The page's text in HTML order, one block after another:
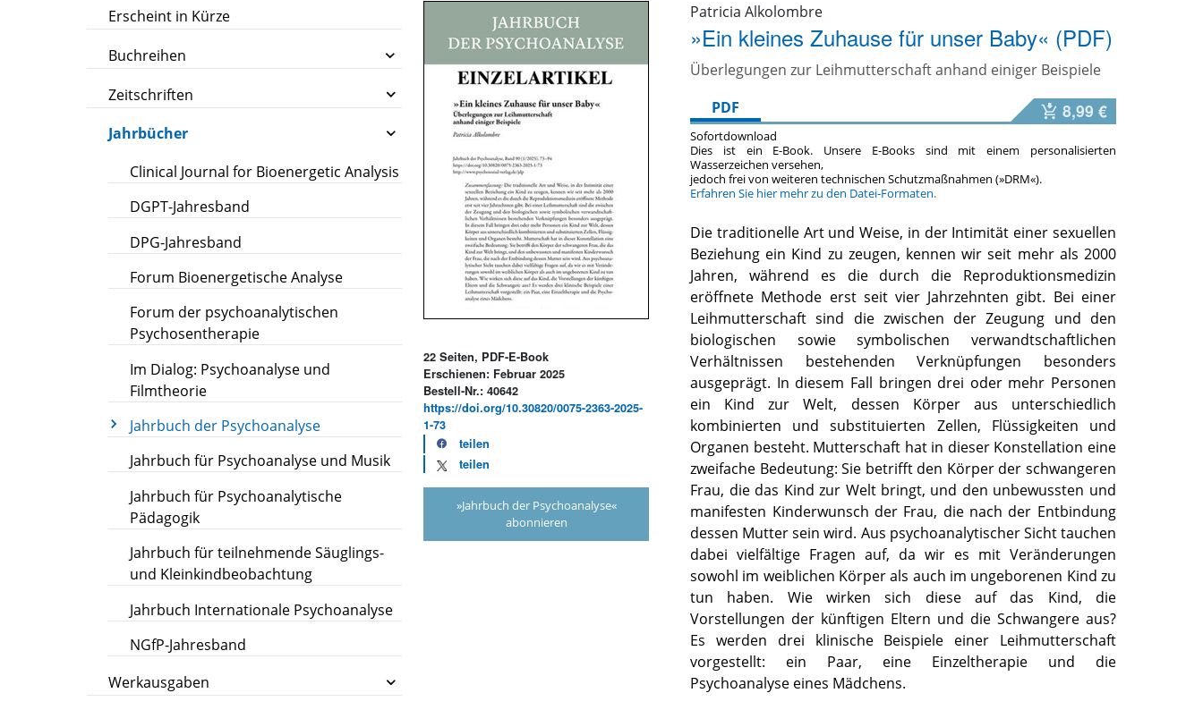
Erscheint in Kürze
Buchreihen
Zeitschriften
Jahrbücher
Clinical Journal for Bioenergetic Analysis
DGPT-Jahresband
DPG-Jahresband
Forum Bioenergetische Analyse
Forum der psychoanalytischen
Psychosentherapie
Im Dialog: Psychoanalyse und
Filmtheorie
Jahrbuch der Psychoanalyse
Jahrbuch für Psychoanalyse und Musik
Jahrbuch für Psychoanalytische
Pädagogik
Jahrbuch für teilnehmende Säuglings-
und Kleinkindbeobachtung
Jahrbuch Internationale Psychoanalyse
NGfP-Jahresband
Werkausgaben
22 Seiten, PDF-E-Book
Erschienen: Februar 2025
Bestell-Nr.: 40642
https://doi.org/10.30820/0075-2363-2025-
1-73
teilen
teilen
»Jahrbuch der Psychoanalyse«
abonnieren
Patricia Alkolombre
»Ein kleines Zuhause für unser Baby« (PDF)
Überlegungen zur Leihmutterschaft anhand einiger Beispiele
PDF
8,99 €
Sofortdownload
Dies ist ein E-Book. Unsere E-Books sind mit einem personalisierten
Wasserzeichen versehen,
jedoch frei von weiteren technischen Schutzmaßnahmen (»DRM«).
Erfahren Sie hier mehr zu den Datei-Formaten.
Die traditionelle Art und Weise, in der Intimität einer sexuellen
Beziehung ein Kind zu zeugen, kennen wir seit mehr als 2000
Jahren, während es die durch die Reproduktionsmedizin
eröffnete Methode erst seit vier Jahrzehnten gibt. Bei einer
Leihmutterschaft sind die zwischen der Zeugung und den
biologischen sowie symbolischen verwandtschaftlichen
Verhältnissen bestehenden Verknüpfungen besonders
ausgeprägt. In diesem Fall bringen drei oder mehr Personen
ein Kind zur Welt, dessen Körper aus unterschiedlich
kombinierten und substituierten Zellen, Flüssigkeiten und
Organen besteht. Mutterschaft hat in dieser Konstellation eine
zweifache Bedeutung: Sie betrifft den Körper der schwangeren
Frau, die das Kind zur Welt bringt, und den unbewussten und
manifesten Kinderwunsch der Frau, die nach der Entbindung
dessen Mutter sein wird. Aus psychoanalytischer Sicht tauchen
dabei vielfältige Fragen auf, da wir es mit Veränderungen
sowohl im weiblichen Körper als auch im ungeborenen Kind zu
tun haben. Wie wirken sich diese auf das Kind, die
Vorstellungen der künftigen Eltern und die Schwangere aus?
Es werden drei klinische Beispiele einer Leihmutterschaft
vorgestellt: ein Paar, eine Einzeltherapie und die
Psychoanalyse eines Mädchens.